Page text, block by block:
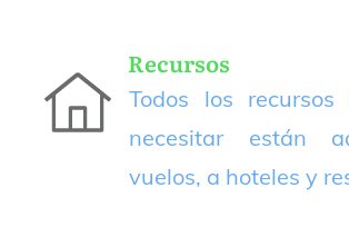
Recursos
Todos los
necesitar están
vuelos, a hoteles y